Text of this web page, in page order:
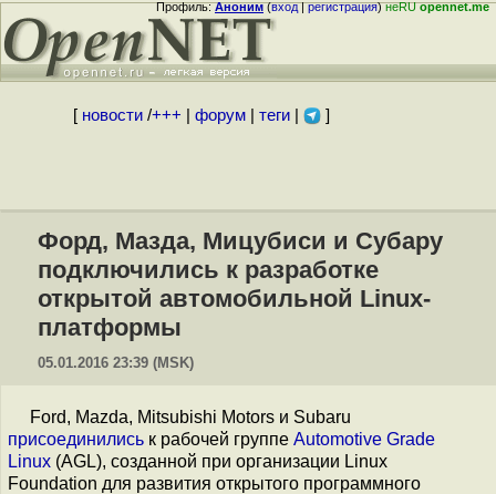
Профиль:Аноним(вход|регистрация)неRUopennet.me
[ новости/+++ форум| теги| ]
Форд, Мазда, Мицубиси и Субару
подключились к разработке
открытой автомобильной Linux-
платформы
05.01.2016 23:39 (MSK)
Ford, Mazda, Mitsubishi Motors и Subaru
присоединились к рабочей группе Automotive Grade
Linux (AGL), созданной при организации Linux
Foundation для развития открытого программного